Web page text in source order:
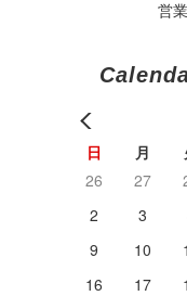
営
日 月
26
27
2
3
9
10
16
17